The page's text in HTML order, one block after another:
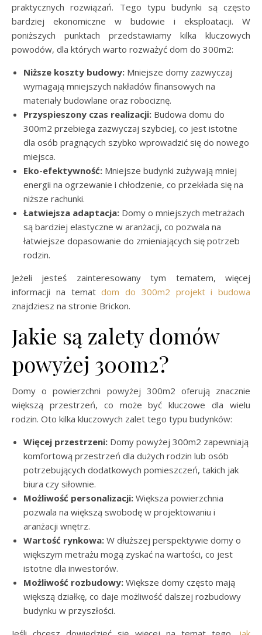
praktycznych rozwiązań. Tego typu budynki są często
bardziej ekonomiczne w budowie i eksploatacji. W
poniższych punktach przedstawiamy kilka kluczowych
powodów, dla których warto rozważyć dom do 300m2:
Niższe koszty budowy: Mniejsze domy zazwyczaj
wymagają mniejszych nakładów finansowych na
materiały budowlane oraz robociznę.
Przyspieszony czas realizacji: Budowa domu do
300m2 przebiega zazwyczaj szybciej, co jest istotne
dla osób pragnących szybko wprowadzić się do nowego
miejsca.
Eko-efektywność: Mniejsze budynki zużywają mniej
energii na ogrzewanie i chłodzenie, co przekłada się na
niższe rachunki.
Łatwiejsza adaptacja: Domy o mniejszych metrażach
są bardziej elastyczne w aranżacji, co pozwala na
łatwiejsze dopasowanie do zmieniających się potrzeb
rodzin.
Jeżeli jesteś zainteresowany tym tematem, więcej
informacji na tematdom do 300m2 projekt i budowa
znajdziesz na stronie Brickon.
Jakie są zalety domów
powyżej 300m2?
Domy o powierzchni powyżej 300m2 oferują znacznie
większą przestrzeń, co może być kluczowe dla wielu
rodzin. Oto kilka kluczowych zalet tego typu budynków:
Więcej przestrzeni: Domy powyżej 300m2 zapewniają
komfortową przestrzeń dla dużych rodzin lub osób
potrzebujących dodatkowych pomieszczeń, takich jak
biura czy siłownie.
Możliwość personalizacji: Większa powierzchnia
pozwala na większą swobodę w projektowaniu i
aranżacji wnętrz.
Wartość rynkowa: W dłuższej perspektywie domy o
większym metrażu mogą zyskać na wartości, co jest
istotne dla inwestorów.
Możliwość rozbudowy: Większe domy często mają
większą działkę, co daje możliwość dalszej rozbudowy
budynku w przyszłości.